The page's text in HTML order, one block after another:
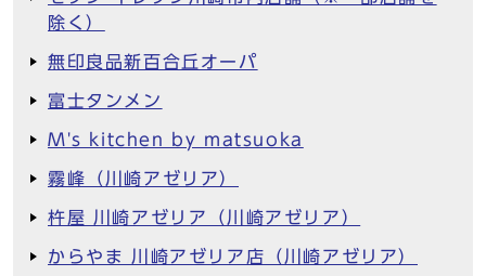
除く）
無印良品新百合丘オーパ
富士タンメン
M's kitchen by matsuoka
霧峰（川崎アゼリア）
杵屋 川崎アゼリア（川崎アゼリア）
からやま 川崎アゼリア店（川崎アゼリア）